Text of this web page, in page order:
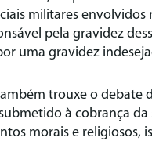
militares
pela gravidez
uma gravidez
trouxe o debate
à cobrança
morais e religiosos,